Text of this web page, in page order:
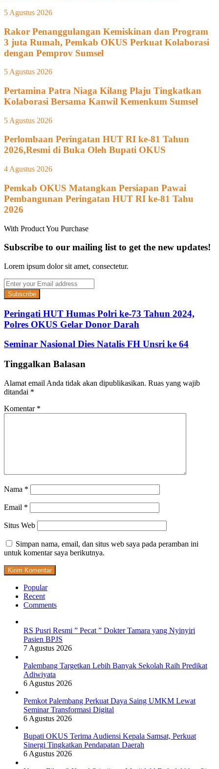
5 Agustus 2026
Rakor Penanggulangan Kemiskinan dan Program
3 juta Rumah, Pemkab OKUS Perkuat Kolaborasi
dengan Pemprov Sumsel
5 Agustus 2026
Pertamina Patra Niaga Kilang Plaju Tingkatkan
Kolaborasi Bersama Kanwil Kemenkum Sumsel
5 Agustus 2026
Perlombaan Peringatan HUT RI ke-81 Tahun
2026,Resmi di Buka Oleh Bupati OKUS
4 Agustus 2026
Pemkab OKUS Matangkan Persiapan Pawai
Pembangunan Peringatan HUT RI ke-81 Tahu
2026
With Product You Purchase
Subscribe to our mailing list to get the new updates!
Lorem ipsum dolor sit amet, consectetur.
Enter
your
Email
address
Peringati HUT Humas Polri ke-73 Tahun 2024,
Polres OKUS Gelar Donor Darah
Seminar Nasional Dies Natalis FH Unsri ke 64
Tinggalkan Balasan
Alamat email Anda tidak akan dipublikasikan. Ruas yang wajib
ditandai *
Komentar *
Nama *
Email *
Situs Web
Simpan nama, email, dan situs web saya pada peramban ini
untuk komentar saya berikutnya.
Popular
Recent
Comments
RS Pusri Resmi ” Pecat ” Dokter Tamara yang Nyinyiri
Pasien BPJS
7 Agustus 2026
Palembang Targetkan Lebih Banyak Sekolah Raih Predikat
Adiwiyata
6 Agustus 2026
Pemkot Palembang Perkuat Daya Saing UMKM Lewat
Seminar Transformasi Digital
6 Agustus 2026
Bupati OKUS Terima Audiensi Kepala Samsat, Perkuat
Sinergi Tingkatkan Pendapatan Daerah
6 Agustus 2026